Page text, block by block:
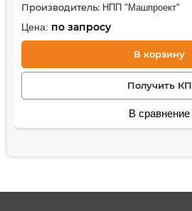
Производитель: НПП "Машпроект"
Цена: по запросу
В корзину
Получить КП
В сравнение